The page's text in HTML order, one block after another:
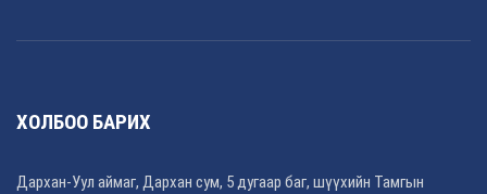
ХОЛБОО БАРИХ
Дархан-Уул аймаг, Дархан сум, 5 дугаар баг, шүүхийн Тамгын